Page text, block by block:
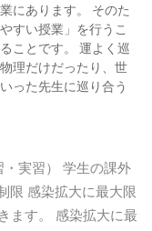
にあります。 そのた
すい授業」を行うこ
ことです。 運よく巡
理だけだったり、世
った先生に巡り合う
実習） 学⽣の課外
限 感染拡⼤に最⼤限
ます。 感染拡⼤に最